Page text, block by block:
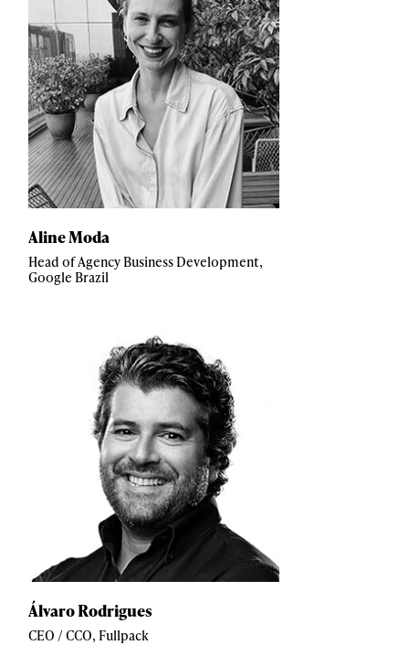
Aline Moda
Head of Agency Business Development,
Google Brazil
Álvaro Rodrigues
CEO / CCO, Fullpack